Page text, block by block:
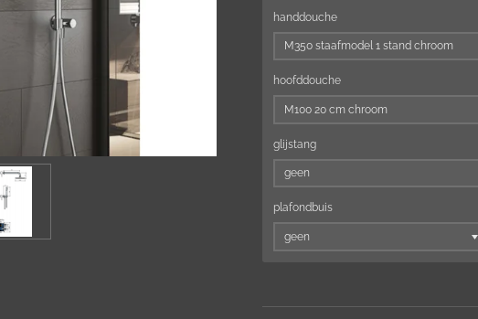
handdouche
hoofddouche
glijstang
plafondbuis